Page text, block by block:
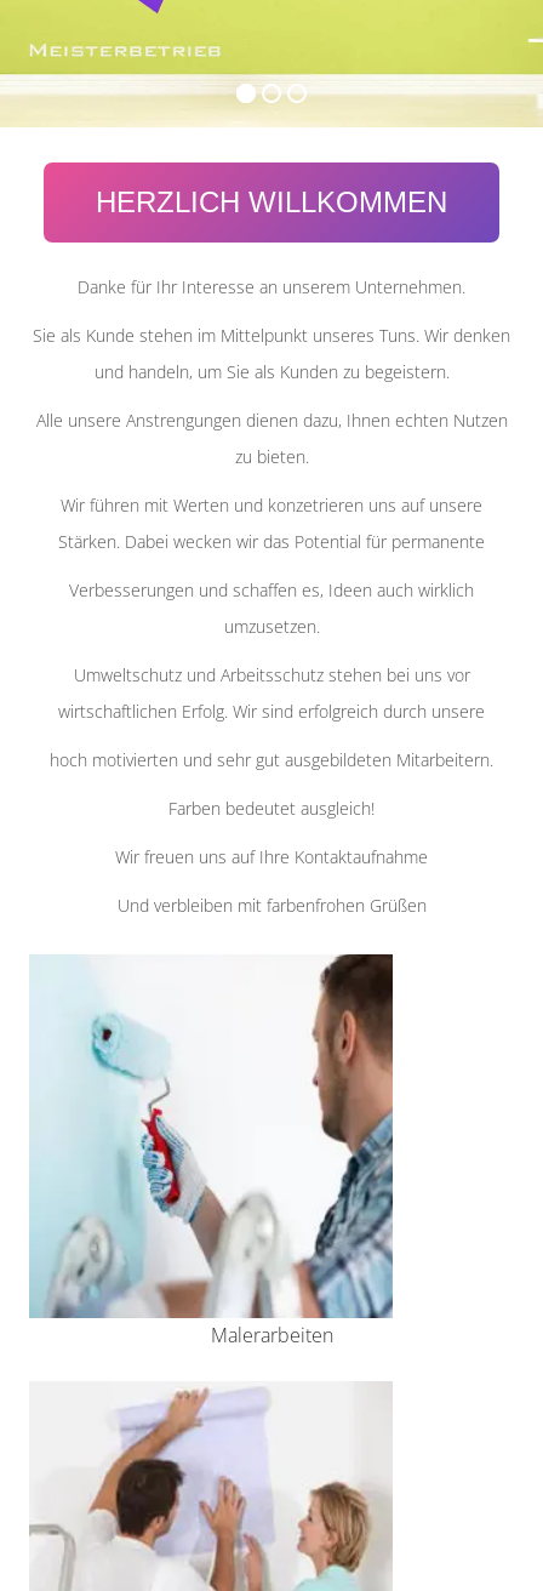
HERZLICH WILLKOMMEN
Danke für Ihr Interesse an unserem Unternehmen.
Sie als Kunde stehen im Mittelpunkt unseres Tuns. Wir denken
und handeln, um Sie als Kunden zu begeistern.
Alle unsere Anstrengungen dienen dazu, Ihnen echten Nutzen
zu bieten.
Wir führen mit Werten und konzetrieren uns auf unsere
Stärken. Dabei wecken wir das Potential für permanente
Verbesserungen und schaffen es, Ideen auch wirklich
umzusetzen.
Umweltschutz und Arbeitsschutz stehen bei uns vor
wirtschaftlichen Erfolg. Wir sind erfolgreich durch unsere
hoch motivierten und sehr gut ausgebildeten Mitarbeitern.
Farben bedeutet ausgleich!
Wir freuen uns auf Ihre Kontaktaufnahme
Und verbleiben mit farbenfrohen Grüßen
Malerarbeiten